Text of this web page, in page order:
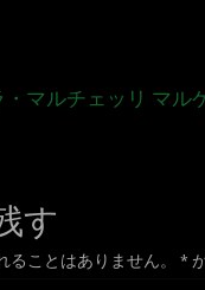
マルチェッリ マル
す
ことはありません。 *